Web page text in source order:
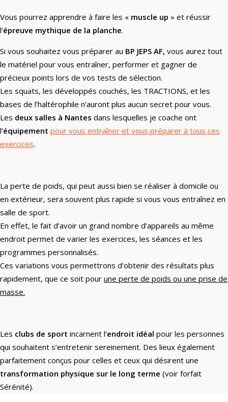
Vous pourrez apprendre à faire les « muscle up » et réussir
l’épreuve mythique de la planche.
Si vous souhaitez vous préparer au BP JEPS AF, vous aurez tout
le matériel pour vous entraîner, performer et gagner de
précieux points lors de vos tests de sélection.
Les squats, les développés couchés, les TRACTIONS, et les
bases de l’haltérophile n’auront plus aucun secret pour vous.
Les deux salles à Nantes dans lesquelles je coache ont
l’équipement pour vous entraîner et vous préparer à tous ces
exercices.
La perte de poids, qui peut aussi bien se réaliser à domicile ou
en extérieur, sera souvent plus rapide si vous vous entraînez en
salle de sport.
En effet, le fait d’avoir un grand nombre d’appareils au même
endroit permet de varier les exercices, les séances et les
programmes personnalisés.
Ces variations vous permettrons d’obtenir des résultats plus
rapidement, que ce soit pour une perte de poids ou une prise de
masse.
Les clubs de sport incarnent l’endroit idéal pour les personnes
qui souhaitent s’entretenir sereinement. Des lieux également
parfaitement conçus pour celles et ceux qui désirent une
transformation physique sur le long terme (voir forfait
Sérénité).